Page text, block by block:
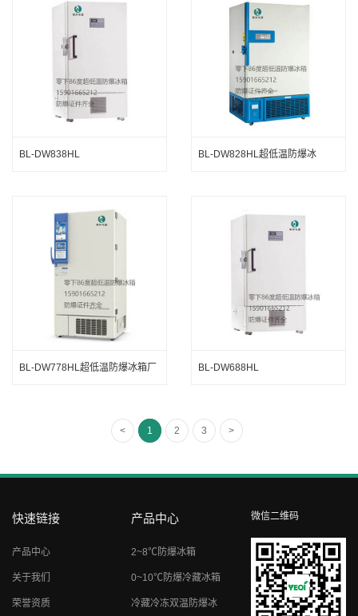
BL-DW838HL BL-DW828HL超低温防爆冰
BL-DW778HL超低温防爆冰箱厂 BL-DW688HL
< 1 2 3 >
快速链接
产品中心
关于我们
荣誉资质
产品中心
2~8℃防爆冰箱
0~10℃防爆冷藏冰箱
冷藏冷冻双温防爆冰
微信二维码